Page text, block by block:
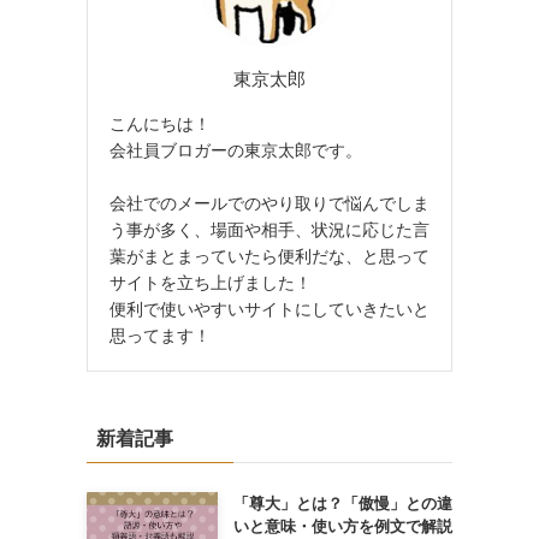
東京太郎
こんにちは！
会社員ブロガーの東京太郎です。
会社でのメールでのやり取りで悩んでしま
う事が多く、場面や相手、状況に応じた言
葉がまとまっていたら便利だな、と思って
サイトを立ち上げました！
便利で使いやすいサイトにしていきたいと
思ってます！
新着記事
「尊大」とは？「傲慢」との違
いと意味・使い方を例文で解説